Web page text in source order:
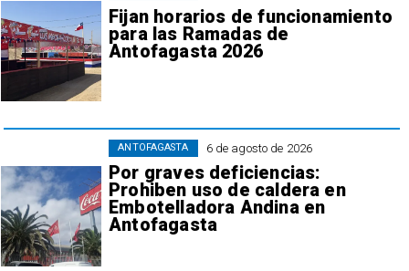
Fijan horarios de funcionamiento
para las Ramadas de
Antofagasta 2026
6 de agosto de 2026
Por graves deficiencias:
Prohiben uso de caldera en
Embotelladora Andina en
Antofagasta
ANTOFAGASTA